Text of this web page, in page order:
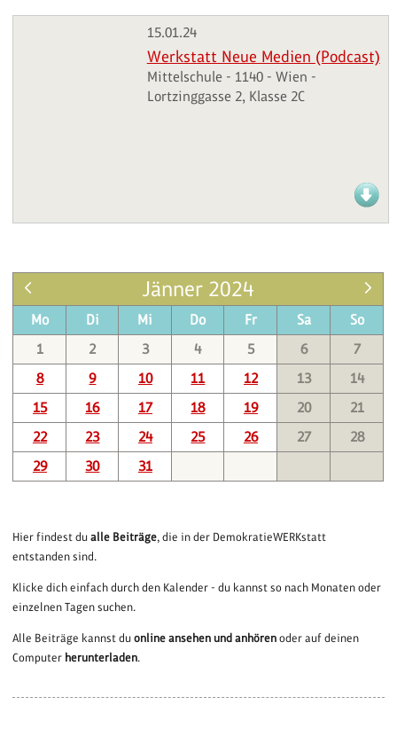
15.01.24
Werkstatt Neue Medien (Podcast)
Mittelschule - 1140 - Wien -
Lortzinggasse 2, Klasse 2C
Jänner 2024
Mo Di Mi Do Fr Sa
So
1
2 3 4 5 6
7
8
9 10 11 12 13
14
15
16 17 18 19 20
21
22
23 24 25 26 27
28
29
30 31
Hier findest dualle Beiträge, die in der DemokratieWERKstatt
entstanden sind.
Klicke dich einfach durch den Kalender - du kannst so nach Monaten oder
einzelnen Tagen suchen.
Alle Beiträge kannst duonline ansehen und anhören oder auf deinen
Computer herunterladen.